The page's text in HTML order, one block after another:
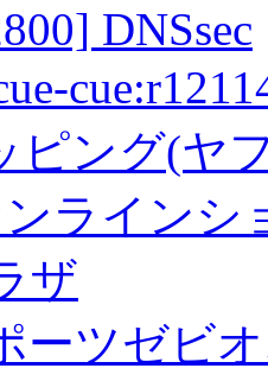
DNSsec
ピング(ヤ
ンラインシ
ザ
ーツゼビ